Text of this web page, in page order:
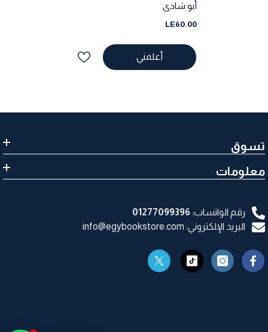
أبو شادى
LE60.00
أعلمني
تسوق
معلومات
رقم الواتساب:01277099396
البريد الإلكتروني: info@egybookstore.com